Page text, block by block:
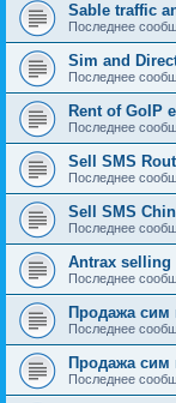
Sable traffic
Последнее
Sim and
Последнее
Rent of GoIP
Последнее
Sell SMS
Последнее
Sell SMS
Последнее
Antrax selling
Последнее
Продажа сим
Последнее
Продажа сим
Последнее